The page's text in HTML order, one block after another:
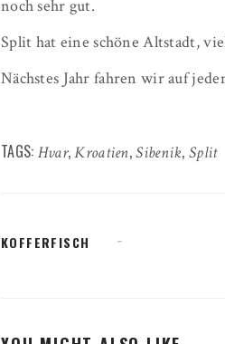
noch sehr gut.
Split hat eine schöne Altstadt,
Nächstes Jahr fahren wir auf
TAGS: Hvar,Kroatien,Sibenik, Split
KOFFERFISCH